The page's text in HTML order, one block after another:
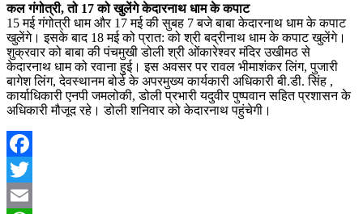
कल गंगोत्री, तो 17 को खुलेंगे केदारनाथ धाम के कपाट
15 मई गंगोत्री धाम और 17 मई की सुबह 7 बजे बाबा केदारनाथ धाम के कपाट
खुलेंगे। इसके बाद 18 मई को प्रात: को श्री बद्रीनाथ धाम के कपाट खुलेंगे।
शुक्रवार को बाबा की पंचमुखी डोली श्री ओंकारेश्वर मंदिर उखीमठ से
केदारनाथ धाम को रवाना हुई। इस अवसर पर रावल भीमाशंकर लिंग, पुजारी
बागेश लिंग, देवस्थानम बोर्ड के अपरमुख्य कार्यकारी अधिकारी बी.डी. सिंह ,
कार्याधिकारी एनपी जमलोकी, डोली प्रभारी यदुवीर पुष्पवान सहित प्रशासन के
अधिकारी मौजूद रहे। डोली शनिवार को केदारनाथ पहुंचेगी।
Facebook
Twitter